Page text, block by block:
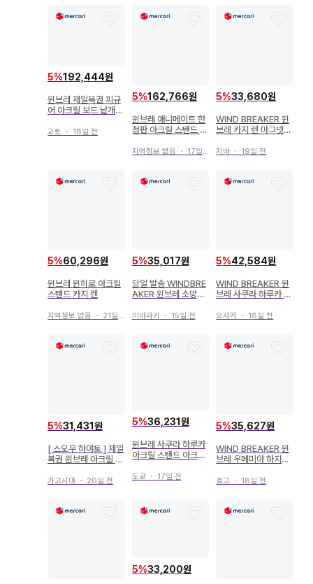
5%192,444원
윈브레 제일복권 피규
어 아크릴 보드 낱개
교토 ・ 18일 전
5%162,766원
윈브레 애니메이트 한
정판 아크릴 스탠드 키
지역정보 없음 ・ 17일 전
5%33,680원
WIND BREAKER 윈
브레 카지 렌 마그넷
지바 ・ 19일 전
5%60,296원
윈브레 윈히로 아크릴
스탠드 카지 렌
지역정보 없음 ・ 21일 전
5%35,017원
당일 발송 WINDBRE
AKER 윈브레 소방준
이바라키 ・ 15일 전
5%42,584원
WIND BREAKER 윈
브레 사쿠라 하루카 아
오사카 ・ 18일 전
5%31,431원
[ 스오우 하야토 ] 제일
복권 윈브레 아크릴 키
가고시마 ・ 20일 전
5%36,231원
윈브레 사쿠라 하루카
아크릴 스탠드 아크릴
도쿄 ・ 17일 전
5%35,627원
WIND BREAKER 윈
브레 우메미야 하지메
효고 ・ 18일 전
5%33,200원